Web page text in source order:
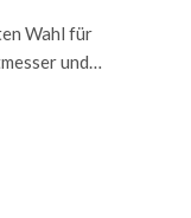
Wahl für
und…